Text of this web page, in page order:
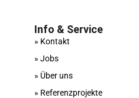
Info & Service
» Kontakt
» Jobs
» Über uns
» Referenzprojekte